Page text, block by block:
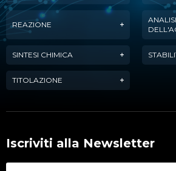
REAZIONE
SINTESI CHIMICA
TITOLAZIONE
Iscriviti alla Newsletter